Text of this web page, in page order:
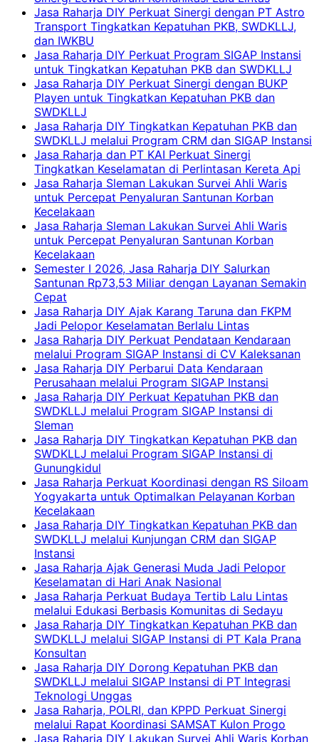
Jasa Raharja DIY Perkuat Sinergi dengan PT Astro
Transport Tingkatkan Kepatuhan PKB, SWDKLLJ,
dan IWKBU
Jasa Raharja DIY Perkuat Program SIGAP Instansi
untuk Tingkatkan Kepatuhan PKB dan SWDKLLJ
Jasa Raharja DIY Perkuat Sinergi dengan BUKP
Playen untuk Tingkatkan Kepatuhan PKB dan
SWDKLLJ
Jasa Raharja DIY Tingkatkan Kepatuhan PKB dan
SWDKLLJ melalui Program CRM dan SIGAP Instansi
Jasa Raharja dan PT KAI Perkuat Sinergi
Tingkatkan Keselamatan di Perlintasan Kereta Api
Jasa Raharja Sleman Lakukan Survei Ahli Waris
untuk Percepat Penyaluran Santunan Korban
Kecelakaan
Jasa Raharja Sleman Lakukan Survei Ahli Waris
untuk Percepat Penyaluran Santunan Korban
Kecelakaan
Semester I 2026, Jasa Raharja DIY Salurkan
Santunan Rp73,53 Miliar dengan Layanan Semakin
Cepat
Jasa Raharja DIY Ajak Karang Taruna dan FKPM
Jadi Pelopor Keselamatan Berlalu Lintas
Jasa Raharja DIY Perkuat Pendataan Kendaraan
melalui Program SIGAP Instansi di CV Kaleksanan
Jasa Raharja DIY Perbarui Data Kendaraan
Perusahaan melalui Program SIGAP Instansi
Jasa Raharja DIY Perkuat Kepatuhan PKB dan
SWDKLLJ melalui Program SIGAP Instansi di
Sleman
Jasa Raharja DIY Tingkatkan Kepatuhan PKB dan
SWDKLLJ melalui Program SIGAP Instansi di
Gunungkidul
Jasa Raharja Perkuat Koordinasi dengan RS Siloam
Yogyakarta untuk Optimalkan Pelayanan Korban
Kecelakaan
Jasa Raharja DIY Tingkatkan Kepatuhan PKB dan
SWDKLLJ melalui Kunjungan CRM dan SIGAP
Instansi
Jasa Raharja Ajak Generasi Muda Jadi Pelopor
Keselamatan di Hari Anak Nasional
Jasa Raharja Perkuat Budaya Tertib Lalu Lintas
melalui Edukasi Berbasis Komunitas di Sedayu
Jasa Raharja DIY Tingkatkan Kepatuhan PKB dan
SWDKLLJ melalui SIGAP Instansi di PT Kala Prana
Konsultan
Jasa Raharja DIY Dorong Kepatuhan PKB dan
SWDKLLJ melalui SIGAP Instansi di PT Integrasi
Teknologi Unggas
Jasa Raharja, POLRI, dan KPPD Perkuat Sinergi
melalui Rapat Koordinasi SAMSAT Kulon Progo
Jasa Raharja DIY Lakukan Survei Ahli Waris Korban